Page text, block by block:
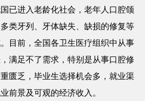
已进入老龄化社会，老年人口腔颌
类牙列、牙体缺失、缺损的修复等
目前，全国各卫生医疗组织中从事
满足不了需求，特别是从事口腔修
匮乏，毕业生选择机会多，就业渠
前景及可观的经济收入。